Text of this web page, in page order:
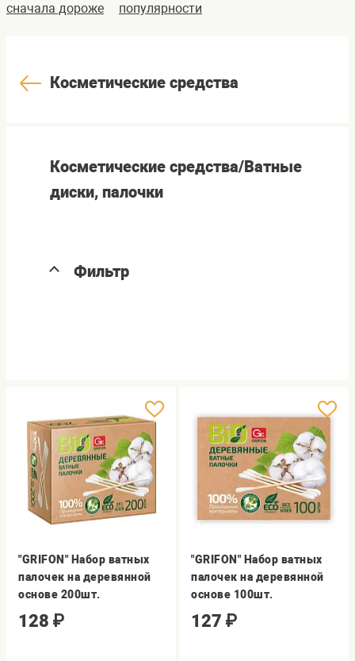
сначала дороже
популярности
Косметические средства
Косметические средства/Ватные
диски, палочки
Фильтр
"GRIFON" Набор ватных
палочек на деревянной
основе 200шт.
128 ₽
"GRIFON" Набор ватных
палочек на деревянной
основе 100шт.
127 ₽